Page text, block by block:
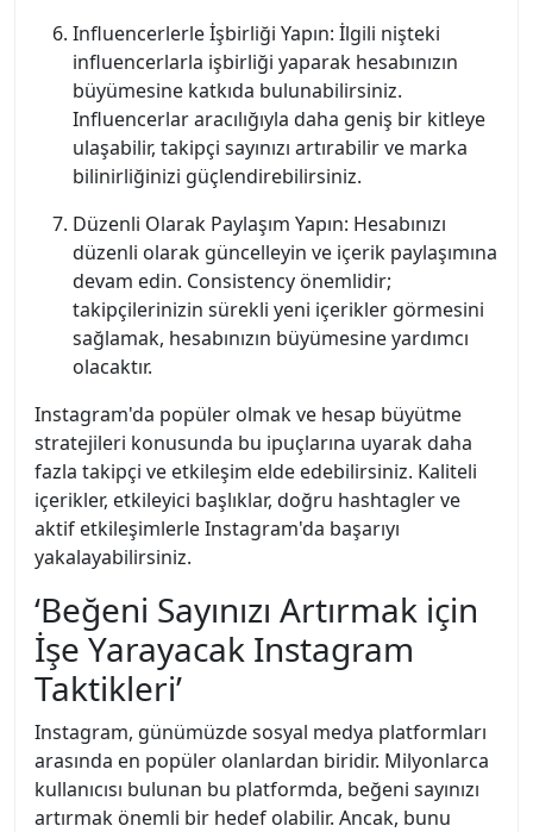
Influencerlerle İşbirliği Yapın: İlgili nişteki
influencerlarla işbirliği yaparak hesabınızın
büyümesine katkıda bulunabilirsiniz.
Influencerlar aracılığıyla daha geniş bir kitleye
ulaşabilir, takipçi sayınızı artırabilir ve marka
bilinirliğinizi güçlendirebilirsiniz.
Düzenli Olarak Paylaşım Yapın: Hesabınızı
düzenli olarak güncelleyin ve içerik paylaşımına
devam edin. Consistency önemlidir;
takipçilerinizin sürekli yeni içerikler görmesini
sağlamak, hesabınızın büyümesine yardımcı
olacaktır.
Instagram'da popüler olmak ve hesap büyütme
stratejileri konusunda bu ipuçlarına uyarak daha
fazla takipçi ve etkileşim elde edebilirsiniz. Kaliteli
içerikler, etkileyici başlıklar, doğru hashtagler ve
aktif etkileşimlerle Instagram'da başarıyı
yakalayabilirsiniz.
‘Beğeni Sayınızı Artırmak için
İşe Yarayacak Instagram
Taktikleri’
Instagram, günümüzde sosyal medya platformları
arasında en popüler olanlardan biridir. Milyonlarca
kullanıcısı bulunan bu platformda, beğeni sayınızı
artırmak önemli bir hedef olabilir. Ancak, bunu